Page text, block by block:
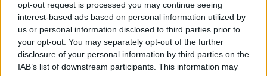
opt-out request is processed you may continue seeing
interest-based ads based on personal information utilized by
us or personal information disclosed to third parties prior to
your opt-out. You may separately opt-out of the further
disclosure of your personal information by third parties on the
IAB’s list of downstream participants. This information may
Domenica 03 gennaio 2027
Betis
Siviglia
LA LIGA
15h00
Alaves